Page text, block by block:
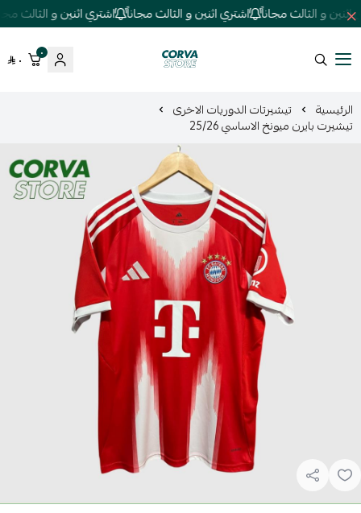
و الثالث مجاناً اشتري اثنين و الثالث مجاناً اشتري اثنين و الثالث مجاناً
كورفا ستور
٠ ٠
الرئيسية تيشيرتات الدوريات الاخرى
تيشيرت بايرن ميونخ الاساسي 25/26